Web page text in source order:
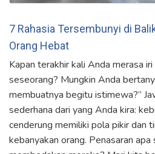
7 Rahasia Tersembunyi di
Orang Hebat
Kapan terakhir kali Anda merasa
seseorang? Mungkin Anda
membuatnya begitu istimewa?”
sederhana dari yang Anda kira:
cenderung memiliki pola pikir dan
kebanyakan orang. Penasaran apa